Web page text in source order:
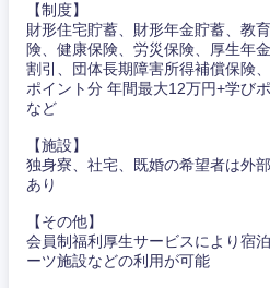
【制度】
財形住宅貯蓄、財形年金貯蓄、教
険、健康保険、労災保険、厚生年
割引、団体長期障害所得補償保険
ポイント分 年間最大12万円+学び
など
【施設】
独身寮、社宅、既婚の希望者は外
あり
【その他】
会員制福利厚生サービスにより宿
ーツ施設などの利用が可能
山梨県